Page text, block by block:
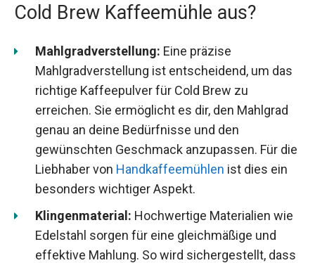
Cold Brew Kaffeemühle aus?
Mahlgradverstellung: Eine präzise
Mahlgradverstellung ist entscheidend, um das
richtige Kaffeepulver für Cold Brew zu
erreichen. Sie ermöglicht es dir, den Mahlgrad
genau an deine Bedürfnisse und den
gewünschten Geschmack anzupassen. Für die
Liebhaber von Handkaffeemühlen ist dies ein
besonders wichtiger Aspekt.
Klingenmaterial: Hochwertige Materialien wie
Edelstahl sorgen für eine gleichmäßige und
effektive Mahlung. So wird sichergestellt, dass